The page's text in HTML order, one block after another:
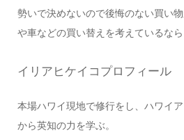
勢いで決めないので後悔のない買い
や車などの買い替えを考えているなら
イリアヒケイコプロフィール
本場ハワイ現地で修行をし、ハワイ
から英知の力を学ぶ。